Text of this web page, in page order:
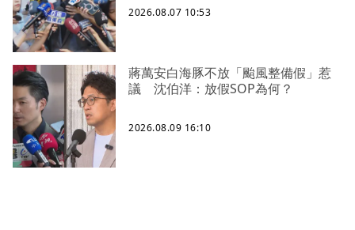
2026.08.07 10:53
蔣萬安白海豚不放「颱風整備假」惹
議 沈伯洋：放假SOP為何？
2026.08.09 16:10